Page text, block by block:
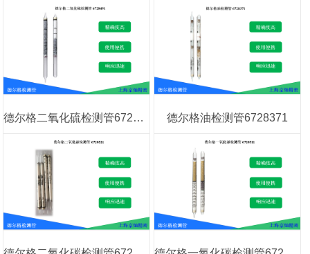
德尔格二氧化硫检测管6728491 德尔格油检测管6728371